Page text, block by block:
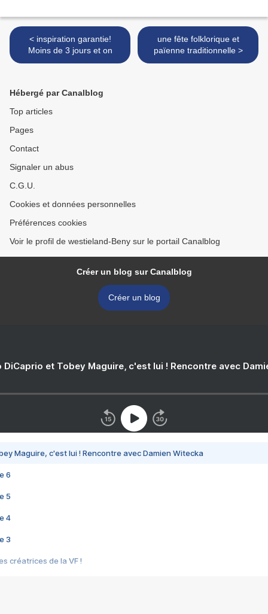
< inspiration garantie!
Moins de 3 jours et on
une fête folklorique et
païenne traditionnelle >
Hébergé par Canalblog
Top articles
Pages
Contact
Signaler un abus
C.G.U.
Cookies et données personnelles
Préférences cookies
Voir le profil de westieland-Beny sur le portail Canalblog
Créer un blog sur Canalblog
Créer un blog
DiCaprio et Tobey Maguire, c'est lui ! Rencontre avec
Maguire, c'est lui ! Rencontre avec Damien Witecka
6
5
4
3
créatrices de la VF !